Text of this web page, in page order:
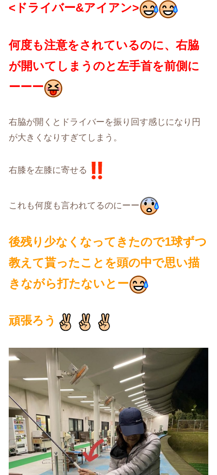
<ドライバー&アイアン>
何度も注意をされているのに、右脇
が開いてしまうのと左手首を前側に
ーーー
右脇が開くとドライバーを振り回す感じになり円
が大きくなりすぎてしまう。
右膝を左膝に寄せる
これも何度も言われてるのにーー
後残り少なくなってきたので1球ずつ
教えて貰ったことを頭の中で思い描
きながら打たないとー
頑張ろう